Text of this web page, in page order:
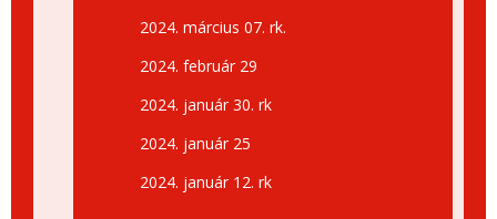
2024. március 07. rk.
2024. február 29
2024. január 30. rk
2024. január 25
2024. január 12. rk